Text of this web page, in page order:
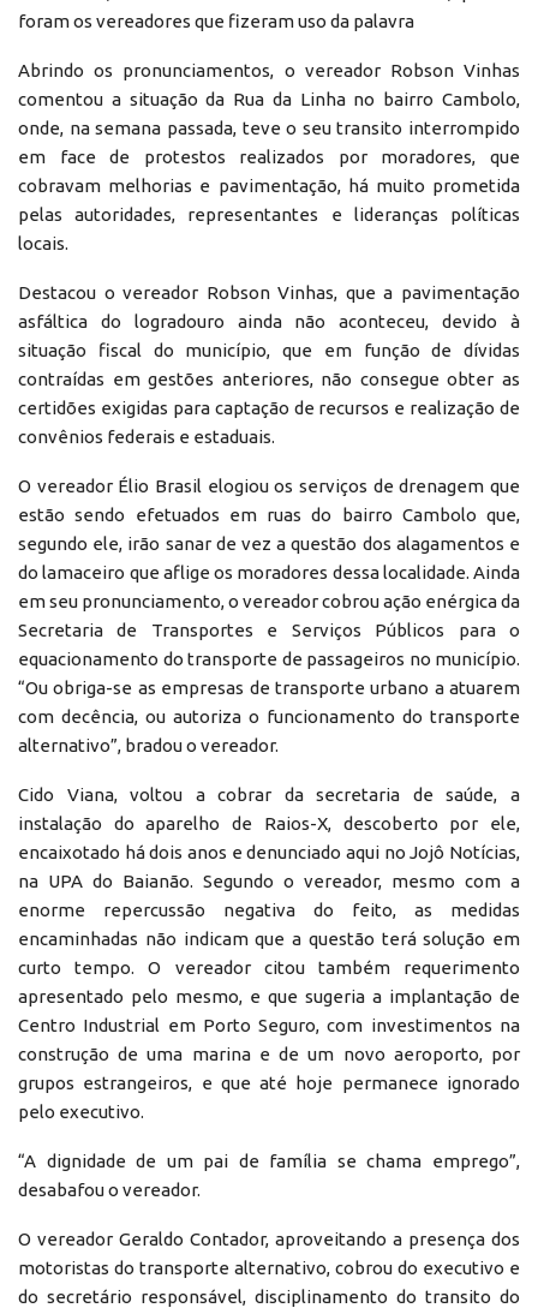
foram os vereadores que fizeram uso da palavra
Abrindo os pronunciamentos, o vereador Robson Vinhas
comentou a situação da Rua da Linha no bairro Cambolo,
onde, na semana passada, teve o seu transito interrompido
em face de protestos realizados por moradores, que
cobravam melhorias e pavimentação, há muito prometida
pelas autoridades, representantes e lideranças políticas
locais.
Destacou o vereador Robson Vinhas, que a pavimentação
asfáltica do logradouro ainda não aconteceu, devido à
situação fiscal do município, que em função de dívidas
contraídas em gestões anteriores, não consegue obter as
certidões exigidas para captação de recursos e realização de
convênios federais e estaduais.
O vereador Élio Brasil elogiou os serviços de drenagem que
estão sendo efetuados em ruas do bairro Cambolo que,
segundo ele, irão sanar de vez a questão dos alagamentos e
do lamaceiro que aflige os moradores dessa localidade. Ainda
em seu pronunciamento, o vereador cobrou ação enérgica da
Secretaria de Transportes e Serviços Públicos para o
equacionamento do transporte de passageiros no município.
“Ou obriga-se as empresas de transporte urbano a atuarem
com decência, ou autoriza o funcionamento do transporte
alternativo”, bradou o vereador.
Cido Viana, voltou a cobrar da secretaria de saúde, a
instalação do aparelho de Raios-X, descoberto por ele,
encaixotado há dois anos e denunciado aqui no Jojô Notícias,
na UPA do Baianão. Segundo o vereador, mesmo com a
enorme repercussão negativa do feito, as medidas
encaminhadas não indicam que a questão terá solução em
curto tempo. O vereador citou também requerimento
apresentado pelo mesmo, e que sugeria a implantação de
Centro Industrial em Porto Seguro, com investimentos na
construção de uma marina e de um novo aeroporto, por
grupos estrangeiros, e que até hoje permanece ignorado
pelo executivo.
“A dignidade de um pai de família se chama emprego”,
desabafou o vereador.
O vereador Geraldo Contador, aproveitando a presença dos
motoristas do transporte alternativo, cobrou do executivo e
do secretário responsável, disciplinamento do transito do